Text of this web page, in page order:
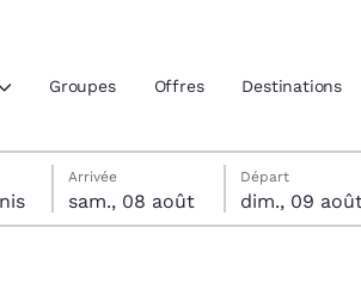
actuels
Groupes Offres Destinations
samedi 8 août
Arrivée
sam., 08 août
dimanche 9 août
Départ
dim., 09
Date de départ sélectionnée au
Date d’arrivée sélectionnée au